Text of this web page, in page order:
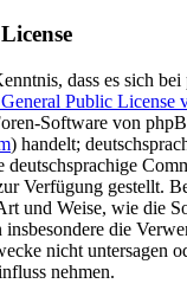
dass es sich
Public License
Software von
) handelt;
deutschsprachige
Verfügung gestellt.
und Weise, wie die
die
nicht untersagen
nehmen.